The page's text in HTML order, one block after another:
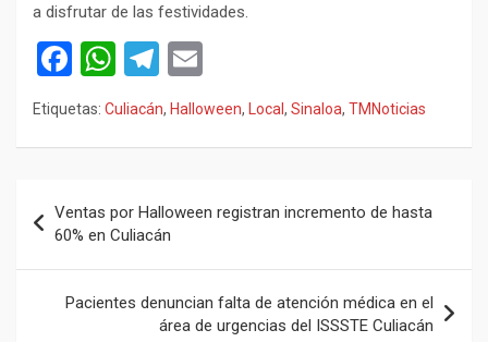
a disfrutar de las festividades.
F
a
ce
o
o
k
W
h
at
A
p
p
T
el
e
a
m
ail
Etiquetas: Culiacán, Halloween, Local , Sinaloa, TMNoticias
de
entradas
Ventas por Halloween registran incremento de hasta
60% en Culiacán
Pacientes denuncian falta de atención médica en el
área de urgencias del ISSSTE Culiacán